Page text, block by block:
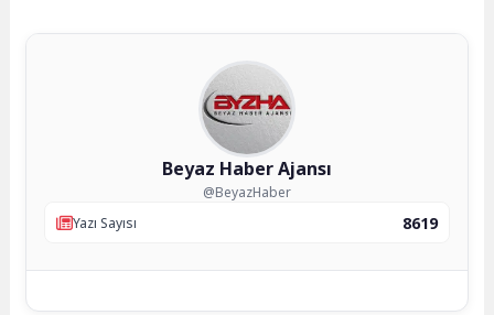
Beyaz Haber Ajansı
@BeyazHaber
Yazı Sayısı
8619